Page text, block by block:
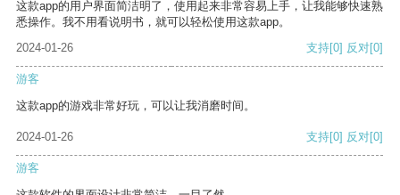
这款app的用户界面简洁明了，使用起来非常容易上手，让我能够快速熟
悉操作。我不用看说明书，就可以轻松使用这款app。
2024-01-26
支持[0] 反对[0]
游客
这款app的游戏非常好玩，可以让我消磨时间。
2024-01-26 支持[0] 反对[0]
游客